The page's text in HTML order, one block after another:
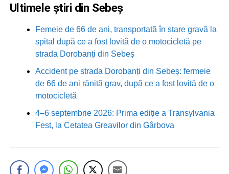
Ultimele știri din Sebeș
Femeie de 66 de ani, transportată în stare gravă la
spital după ce a fost lovită de o motocicletă pe
strada Dorobanți din Sebeș
Accident pe strada Dorobanți din Sebeș: fermeie
de 66 de ani rănită grav, după ce a fost lovită de o
motocicletă
4–6 septembrie 2026: Prima ediție a Transylvania
Fest, la Cetatea Greavilor din Gârbova